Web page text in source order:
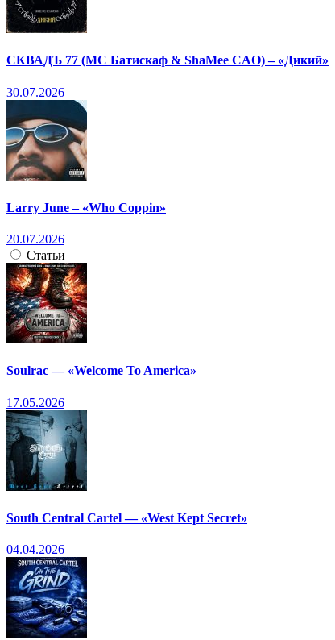
СКВАДЪ 77 (МС Батискаф & ShaMee CAO) – «Дикий»
30.07.2026
Larry June – «Who Coppin»
20.07.2026
Статьи
Soulrac — «Welcome To America»
17.05.2026
South Central Cartel — «West Kept Secret»
04.04.2026